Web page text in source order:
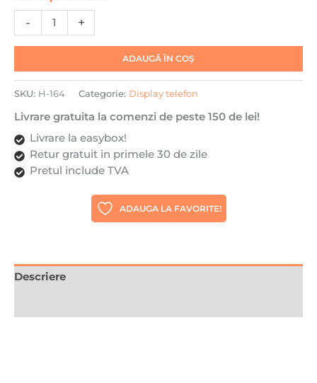
-
Huawei
Mate
Pro
(2018),
DaDen®,
Negru,
LCD,
Ecran
Tactil,
+
ADAUGĂ ÎN COȘ
SKU: H-164 Categorie: Display telefon
Livrare gratuita la comenzi de peste 150 de lei!
Livrare la easybox!
Retur gratuit in primele 30 de zile
Pretul include TVA
ADAUGA LA FAVORITE!
Descriere